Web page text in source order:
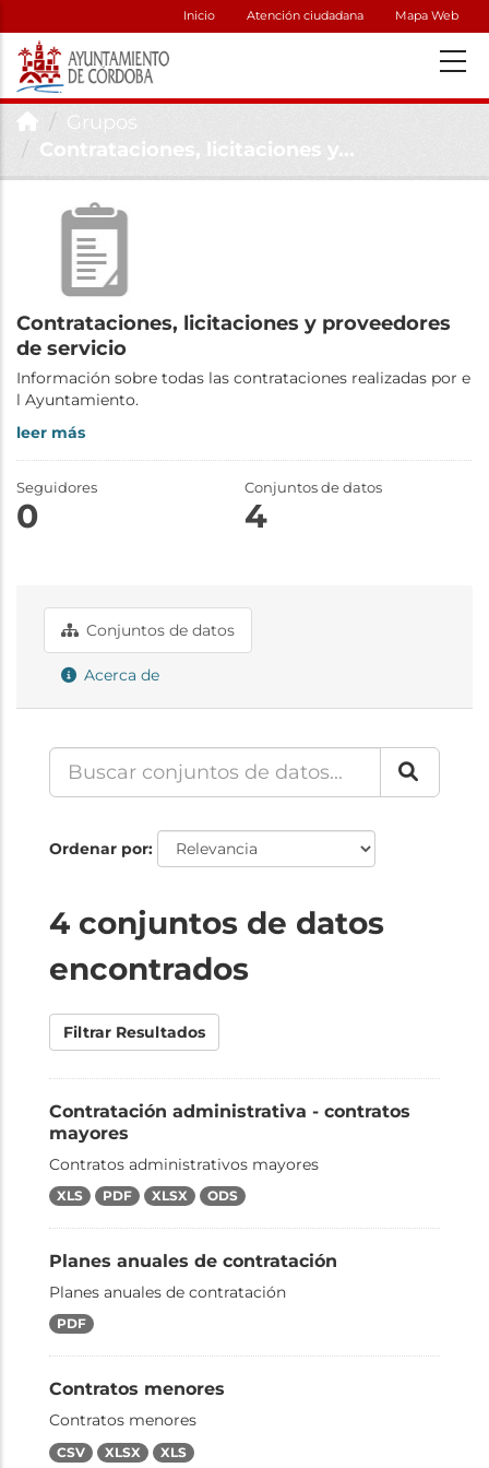
Inicio Atención ciudadana Mapa Web
Grupos
Contrataciones, licitaciones y...
Contrataciones, licitaciones y proveedores
de servicio
Información sobre todas las contrataciones realizadas por e
l Ayuntamiento.
leer más
Seguidores
0
Conjuntos de datos
4
Conjuntos de datos
Acerca de
Ordenar por
4 conjuntos de datos
encontrados
Filtrar Resultados
Contratación administrativa - contratos
mayores
Contratos administrativos mayores
XLS PDF XLSX ODS
Planes anuales de contratación
Planes anuales de contratación
PDF
Contratos menores
Contratos menores
CSV XLSX XLS